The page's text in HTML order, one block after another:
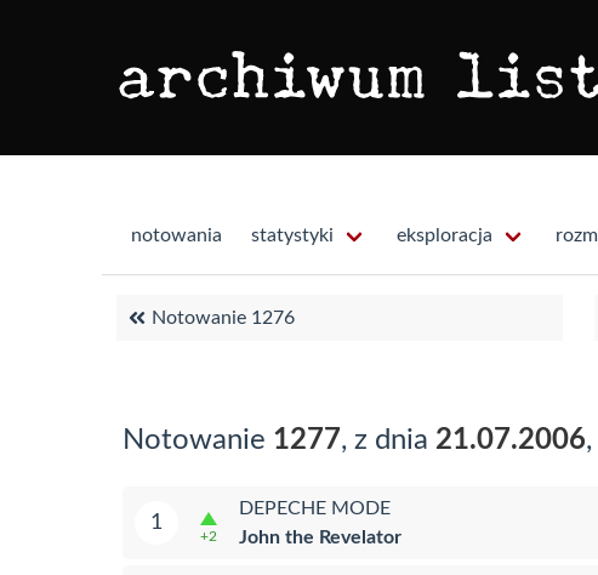
notowania statystyki eksploracja
Notowanie 1276
Notowanie 1277, z dnia 21.07.2006
1
+2
DEPECHE MODE
John the Revelator